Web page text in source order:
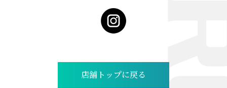
店舗トップに戻る